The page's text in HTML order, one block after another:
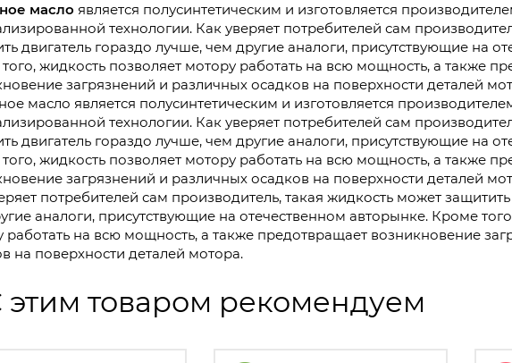
масло является полусинтетическим и изготовляется
технологии. Как уверяет потребителей сам
двигатель гораздо лучше, чем другие аналоги, присутствующие на
жидкость позволяет мотору работать на всю мощность, а также
загрязнений и различных осадков на поверхности деталей
масло является полусинтетическим и изготовляется
технологии. Как уверяет потребителей сам
двигатель гораздо лучше, чем другие аналоги, присутствующие на
жидкость позволяет мотору работать на всю мощность, а также
загрязнений и различных осадков на поверхности деталей
потребителей сам производитель, такая жидкость может
аналоги, присутствующие на отечественном авторынке. Кроме
работать на всю мощность, а также предотвращает возникновение
на поверхности деталей мотора.
товаром рекомендуем